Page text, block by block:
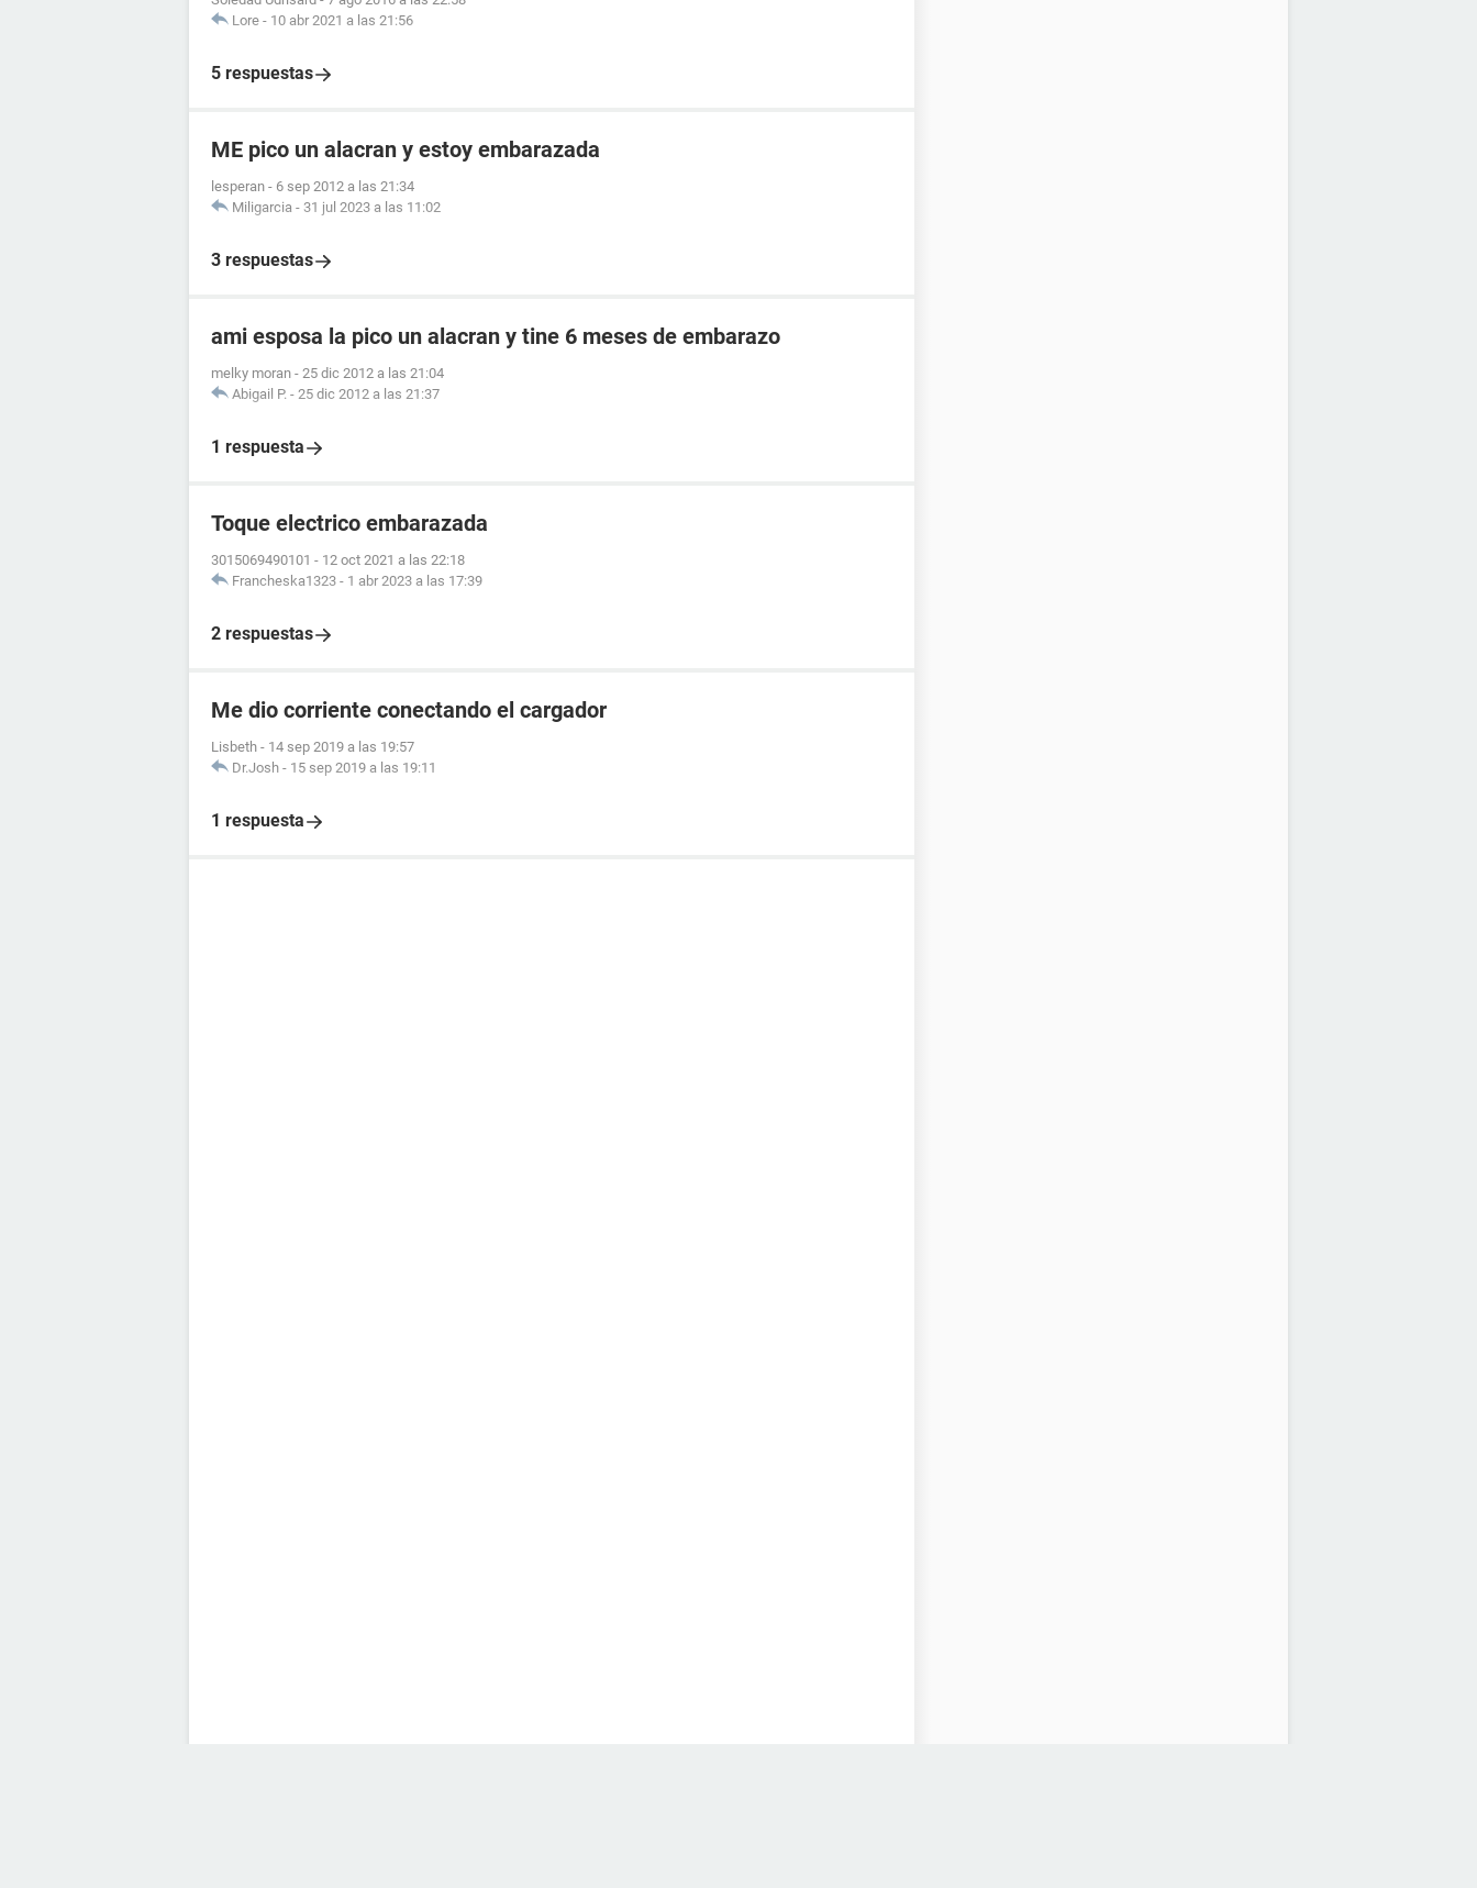
Lore - 10 abr 2021 a las 21:56
5 respuestas
ME pico un alacran y estoy embarazada
lesperan - 6 sep 2012 a las 21:34
Miligarcia - 31 jul 2023 a las 11:02
3 respuestas
ami esposa la pico un alacran y tine 6 meses de embarazo
melky moran - 25 dic 2012 a las 21:04
Abigail P. - 25 dic 2012 a las 21:37
1 respuesta
Toque electrico embarazada
3015069490101 - 12 oct 2021 a las 22:18
Francheska1323 - 1 abr 2023 a las 17:39
2 respuestas
Me dio corriente conectando el cargador
Lisbeth - 14 sep 2019 a las 19:57
Dr.Josh - 15 sep 2019 a las 19:11
1 respuesta